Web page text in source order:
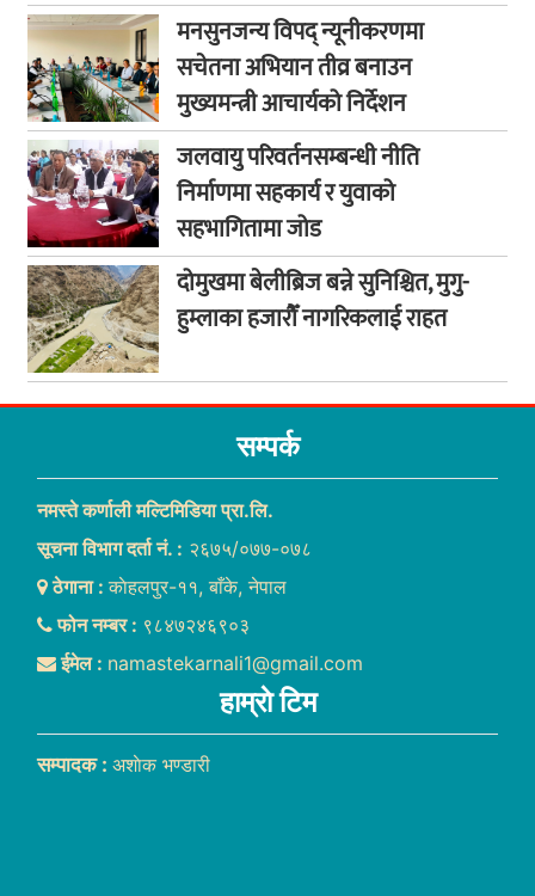
मनसुनजन्य विपद् न्यूनीकरणमा
सचेतना अभियान तीव्र बनाउन
मुख्यमन्त्री आचार्यको निर्देशन
जलवायु परिवर्तनसम्बन्धी नीति
निर्माणमा सहकार्य र युवाको
सहभागितामा जोड
दोमुखमा बेलीब्रिज बन्ने सुनिश्चित, मुगु-
हुम्लाका हजारौँ नागरिकलाई राहत
सम्पर्क
नमस्ते कर्णाली मल्टिमिडिया प्रा.लि.
सूचना विभाग दर्ता नं. : २६७५/०७७-०७८
ठेगाना :काेहलपुर-११, बाँके, नेपाल
फोन नम्बर : ९८४७२४६९०३
ईमेल : namastekarnali1@gmail.com
हाम्राे टिम
सम्पादक : अशाेक भण्डारी